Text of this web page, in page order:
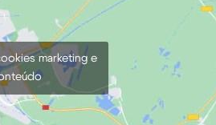
marketing e